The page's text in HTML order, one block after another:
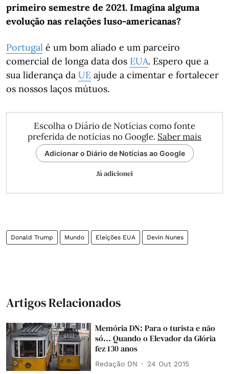
primeiro semestre de 2021. Imagina alguma
evolução nas relações luso-americanas?
Portugal é um bom aliado e um parceiro
comercial de longa data dos EUA. Espero que a
sua liderança da UE ajude a cimentar e fortalecer
os nossos laços mútuos.
Escolha o Diário de Notícias como fonte
preferida de notícias no Google. Saber mais
Adicionar o Diário de Notícias ao Google
Já adicionei
Donald Trump Mundo Eleições EUA Devin Nunes
Artigos Relacionados
Memória DN: Para o turista e não
só... Quando o Elevador da Glória
fez 130 anos
Redação DN 24 Out 2015